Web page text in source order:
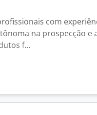
com
na prospecção e
f...